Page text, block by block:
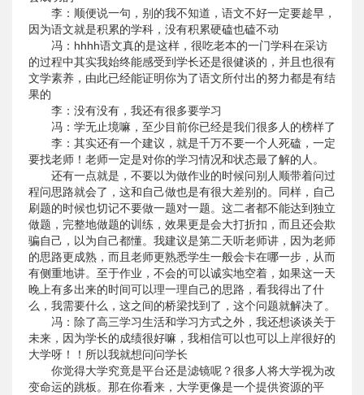
李：顺便说一句，别的我不知道，语文不好一定要趁早，
因为语文就是积累的学科，没有积累硬磕也磕不动
冯：hhhh语文真的是这样，很吃老本的一门学科在采访
的过程中其实我始终能感受到学长还是很健谈的，并且也很有
文学素养，由此已经能证明你为了语文所付出的努力都是有结
果的
李：没有没有，我还有很多要学习
冯：学无止境嘛，至少目前你已经是我们很多人的榜样了
李：其实还有一个建议，就是千万不要一个人死磕，一定
要找老师！老师一定是对你的学习情况和状态最了解的人。
还有一点就是，不要以为做作业的时候问别人顺带着问过
程问思路就会了，这和自己做也是有很大差别的。同样，自己
刷题的时候也切记不要做一题对一题。这二者都不能达到独立
做题，完整地做题的训练，效果更是会大打折扣，而且还会欺
骗自己，以为自己都懂。我建议是第二天听老师讲，因为老师
的思路更成熟，而且老师更熟悉学生一般会卡在哪一步，从而
有侧重地讲。至于作业，不会的可以诚实地空着，如果这一天
晚上有多出来的时间可以理一理自己的思路，看我得出了什
么，我需要什么，这之间的桥梁找到了，这个问题就解决了。
冯：除了高三学习生活和学习方式之外，我还想谈谈关于
未来，因为学长的成绩很好嘛，我相信可以也可以上岸很好的
大学呀！！所以我就想问问学长
你觉得大学究竟是平台还是滤镜呢？很多人将大学视为改
变命运的跳板。那在你看来，大学更像是一个提供资源的平